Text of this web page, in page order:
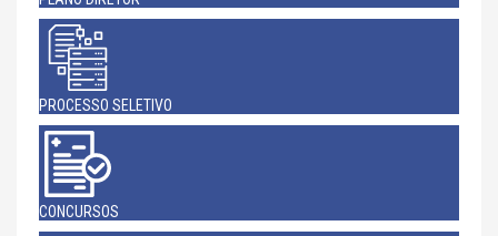
PROCESSO SELETIVO
CONCURSOS